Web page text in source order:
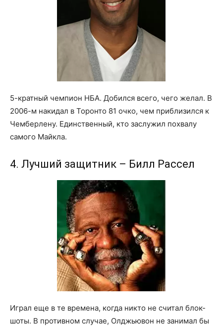
5-кратный чемпион НБА. Добился всего, чего желал. В
2006-м накидал в Торонто 81 очко, чем приблизился к
Чемберлену. Единственный, кто заслужил похвалу
самого Майкла.
4. Лучший защитник – Билл Рассел
Играл еще в те времена, когда никто не считал блок-
шоты. В противном случае, Олджьювон не занимал бы